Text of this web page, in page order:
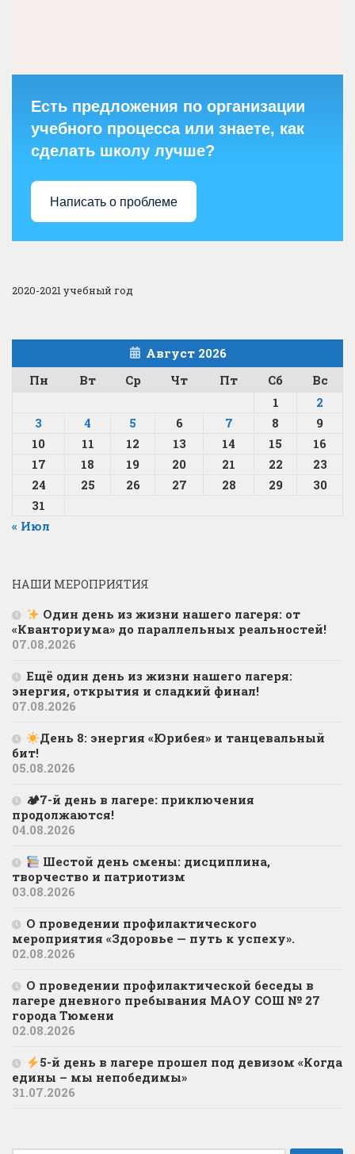
Есть предложения по организации
учебного процесса или знаете, как
сделать школу лучше?
Написать о проблеме
2020-2021 учебный год
Август 2026
Пн
Вт Ср Чт Пт Сб
Вс
1
2
3
4 5 6 7 8
9
10
11 12 13 14 15
16
17
18 19 20 21 22
23
24
25 26 27 28 29
30
31
« Июл
НАШИ МЕРОПРИЯТИЯ
Один день из жизни нашего лагеря: от
«Кванториума» до параллельных реальностей!
07.08.2026
Ещё один день из жизни нашего лагеря:
энергия, открытия и сладкий финал!
07.08.2026
День 8: энергия «Юрибея» и танцевальный
бит!
05.08.2026
🏕7-й день в лагере: приключения
продолжаются!
04.08.2026
Шестой день смены: дисциплина,
творчество и патриотизм
03.08.2026
О проведении профилактического
мероприятия «Здоровье — путь к успеху».
02.08.2026
О проведении профилактической беседы в
лагере дневного пребывания МАОУ СОШ № 27
города Тюмени
02.08.2026
5-й день в лагере прошел под девизом «Когда
едины – мы непобедимы»
31.07.2026